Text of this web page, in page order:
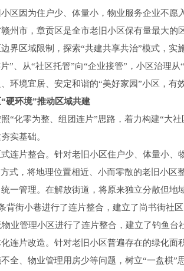
因为住户少、体量小，物业服务企业不愿
州市，章贡区是全市老旧小区保有量最大
界区域限制，探索“共建共享共治”模式，实
”、从“社区托管”向“企业接管”，小区治理
环境宜居、安定和谐的“美好家园”小区，有
硬环境”推动区域共建
化零为整、组团连片”思路，着力构建“大社
实基础。
片整合。针对老旧小区住户少、体量小、
式，将地理位置相近、小而零散的老旧小
一管理。在解放街道，将原来独立分散但地
背街小巷进行了连片整合，建立了尚书街社
业管理小区进行了连片整合，建立了钓鱼台
片改造。针对老旧小区普遍存在的绿化面
全、物业管理用房少等问题，树立“一盘棋